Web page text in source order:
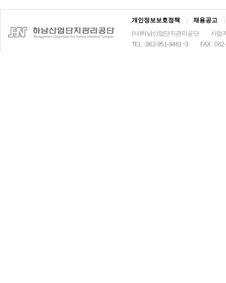
개인정보보호정책 | 채용공고
|
(사)하남산업단지관리공단
사업
TEL : 062-951-9461~3
FAX :